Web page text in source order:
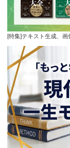
[特集]テキスト生成、